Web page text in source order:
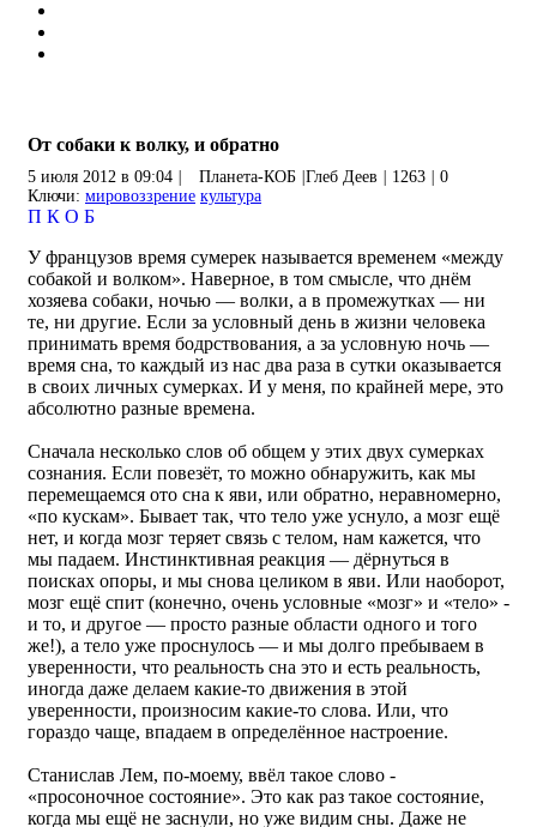
От собаки к волку, и обратно
5 июля 2012 в 09:04 Планета-КОБ Глеб Деев 1263
0
Ключи: мировоззрение культура
П К О Б
У французов время сумерек называется временем «между
собакой и волком». Наверное, в том смысле, что днём
хозяева собаки, ночью — волки, а в промежутках — ни
те, ни другие. Если за условный день в жизни человека
принимать время бодрствования, а за условную ночь —
время сна, то каждый из нас два раза в сутки оказывается
в своих личных сумерках. И у меня, по крайней мере, это
абсолютно разные времена.
Сначала несколько слов об общем у этих двух сумерках
сознания. Если повезёт, то можно обнаружить, как мы
перемещаемся ото сна к яви, или обратно, неравномерно,
«по кускам». Бывает так, что тело уже уснуло, а мозг ещё
нет, и когда мозг теряет связь с телом, нам кажется, что
мы падаем. Инстинктивная реакция — дёрнуться в
поисках опоры, и мы снова целиком в яви. Или наоборот,
мозг ещё спит (конечно, очень условные «мозг» и «тело» -
и то, и другое — просто разные области одного и того
же!), а тело уже проснулось — и мы долго пребываем в
уверенности, что реальность сна это и есть реальность,
иногда даже делаем какие-то движения в этой
уверенности, произносим какие-то слова. Или, что
гораздо чаще, впадаем в определённое настроение.
Станислав Лем, по-моему, ввёл такое слово -
«просоночное состояние». Это как раз такое состояние,
когда мы ещё не заснули, но уже видим сны. Даже не